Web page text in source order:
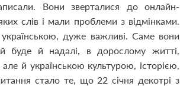
Вони зверталися до онлайн-
слів і мали проблеми з відмінками.
дуже важливі. Саме вони
буде й надалі, в дорослому житті,
й українською культурою, історією,
стало те, що 22 січня декотрі з